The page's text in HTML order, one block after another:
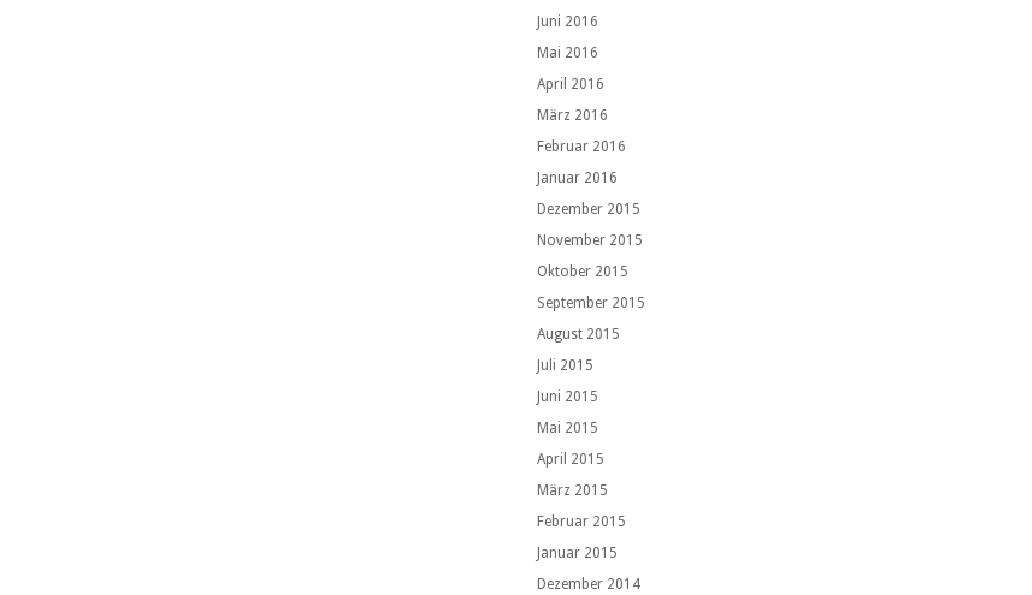
Juni 2016
Mai 2016
April 2016
März 2016
Februar 2016
Januar 2016
Dezember 2015
November 2015
Oktober 2015
September 2015
August 2015
Juli 2015
Juni 2015
Mai 2015
April 2015
März 2015
Februar 2015
Januar 2015
Dezember 2014